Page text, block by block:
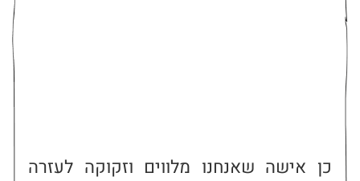
כן אישה שאנחנו מלווים וזקוקה לעזרה